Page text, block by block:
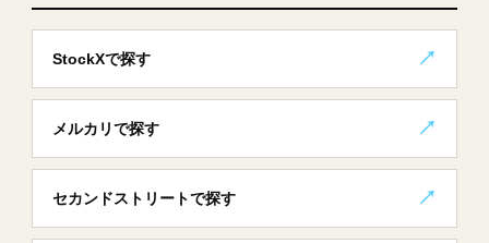
StockXで探す
メルカリで探す
セカンドストリートで探す